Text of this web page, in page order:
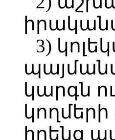
3)
կարգն
իրենց